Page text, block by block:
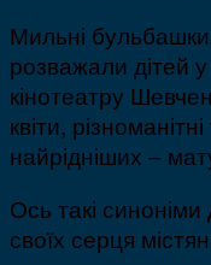
Мильні
розважали дітей
кінотеатру
квіти,
найрідніших –
Ось такі
своїх серця